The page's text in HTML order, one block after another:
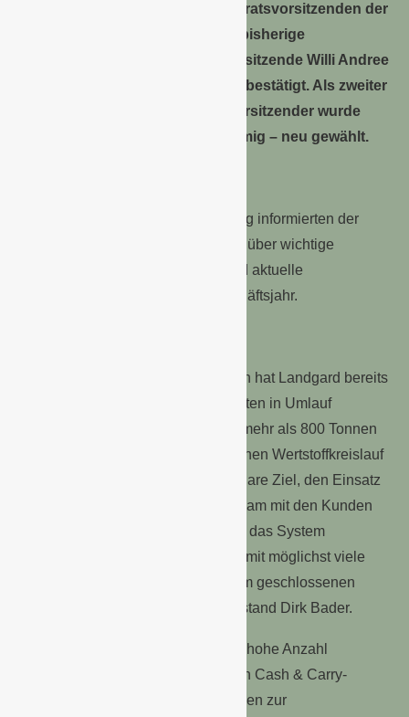
einstimmig erneut zum Aufsichtsratsvorsitzenden der
Landgard eG gewählt. Auch der bisherige
stellvertretende Aufsichtsratsvorsitzende Willi Andree
wurde einstimmig in seinem Amt bestätigt. Als zweiter
stellvertretender Aufsichtsratsvorsitzender wurde
Peter Zander – ebenfalls einstimmig – neu gewählt.
Im Verlauf der Vertreterversammlung informierten der
Aufsichtsrat und der Vorstand auch über wichtige
Einzelprojekte im vergangenen und aktuelle
Entwicklungen im laufenden Geschäftsjahr.
Gemeinsam mit namhaften Partnern hat Landgard bereits
über 1,1 Mio. TrayC-Kreislauf-Paletten in Umlauf
gebracht. Dadurch konnten bisher mehr als 800 Tonnen
wertvoller Rohstoffe im geschlossenen Wertstoffkreislauf
gehalten werden. „Wir haben das klare Ziel, den Einsatz
der TrayC-Wasserpaletten gemeinsam mit den Kunden
sukzessive weiter auszubauen und das System
konsequent weiterzuentwickeln, damit möglichst viele
Pflanzen-Transportpaletten in einem geschlossenen
Kreislauf gehalten werden“, so Vorstand Dirk Bader.
Landgard erwartet, dass 2022 eine hohe Anzahl
gebrauchte Wasserpaletten aus den Cash & Carry-
Märkten und von einigen Großkunden zur